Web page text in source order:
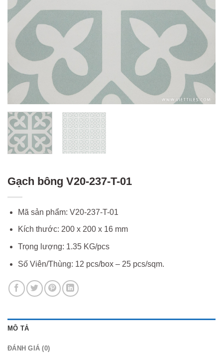
Gạch bông V20-237-T-01
Mã sản phẩm: V20-237-T-01
Kích thước: 200 x 200 x 16 mm
Trọng lượng: 1.35 KG/pcs
Số Viên/Thùng: 12 pcs/box – 25 pcs/sqm.
MÔ TẢ
ĐÁNH GIÁ (0)